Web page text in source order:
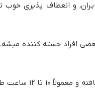
و انعطاف پذیری
افراد خسته کننده
از تهران تا شیراز